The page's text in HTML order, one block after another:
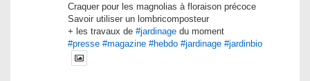
Craquer pour les magnolias à floraison précoce
Savoir utiliser un lombricomposteur
+ les travaux de #jardinage du moment
#presse #magazine #hebdo #jardinage #jardinbio